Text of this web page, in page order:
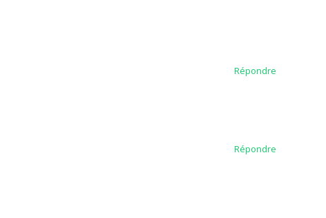
Répondre
Répondre